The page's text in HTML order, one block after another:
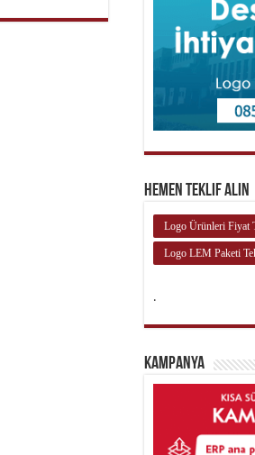
Hemen Teklif Alın
Logo Ürünleri Fiyat
Logo LEM Paketi
.
Kampanya